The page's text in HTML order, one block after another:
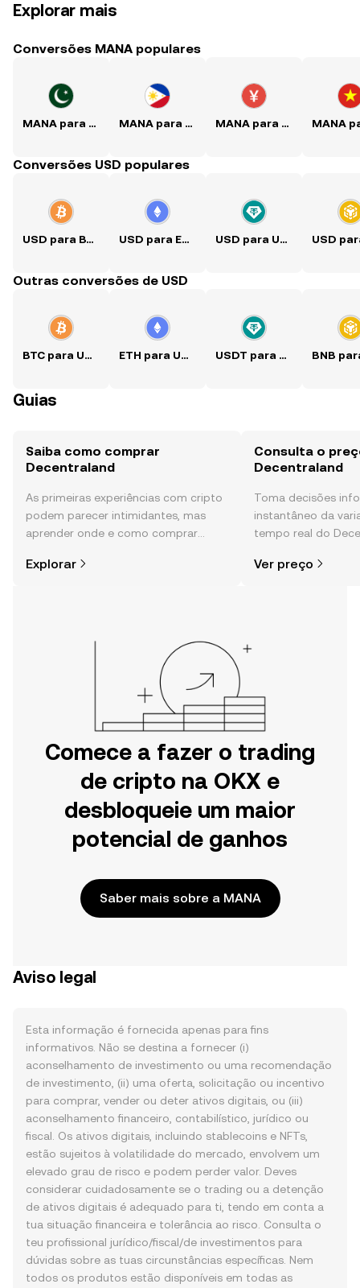
Explorar mais
Conversões MANA populares
MANA para PKR MANA para PHP MANA para CNY
Conversões USD populares
USD para BTC USD para ETH USD para USDT
Outras conversões de USD
BTC para USD ETH para USD USDT para USD
Guias
Saiba como comprar
Decentraland
As primeiras experiências com cripto
podem parecer intimidantes, mas
aprender onde e como comprar
Começa a tua viagem na aplicação
Explorar
Consulta o
Decentraland
Toma decisões
instantâneo da
tempo real do
e muito mais.
Ver preço
Comece a fazer o trading
de cripto na OKX e
desbloqueie um maior
potencial de ganhos
Saber mais sobre a MANA
Aviso legal
Esta informação é fornecida apenas para fins
informativos. Não se destina a fornecer (i)
aconselhamento de investimento ou uma recomendação
de investimento, (ii) uma oferta, solicitação ou incentivo
para comprar, vender ou deter ativos digitais, ou (iii)
aconselhamento financeiro, contabilístico, jurídico ou
fiscal. Os ativos digitais, incluindo stablecoins e NFTs,
estão sujeitos à volatilidade do mercado, envolvem um
elevado grau de risco e podem perder valor. Deves
considerar cuidadosamente se o trading ou a detenção
de ativos digitais é adequado para ti, tendo em conta a
tua situação financeira e tolerância ao risco. Consulta o
teu profissional jurídico/fiscal/de investimentos para
dúvidas sobre as tuas circunstâncias específicas. Nem
todos os produtos estão disponíveis em todas as